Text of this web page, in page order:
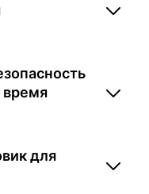
время
для